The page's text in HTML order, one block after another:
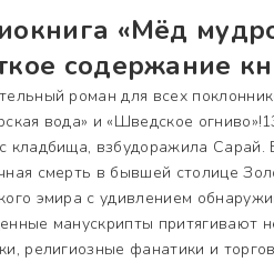
«Мёд
содержание
роман для всех
вода» и «Шведское
кладбища, взбудоражила Сарай.
смерть в бывшей столице
эмира с удивлением
манускрипты притягивают
религиозные фанатики и